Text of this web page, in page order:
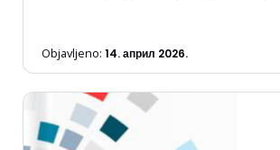
Objavljeno: 14. април 2026.